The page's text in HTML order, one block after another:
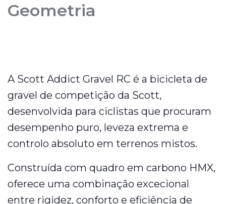
Geometria
A Scott Addict Gravel RC é a bicicleta de
gravel de competição da Scott,
desenvolvida para ciclistas que procuram
desempenho puro, leveza extrema e
controlo absoluto em terrenos mistos.
Construída com quadro em carbono HMX,
oferece uma combinação excecional
entre rigidez, conforto e eficiência de